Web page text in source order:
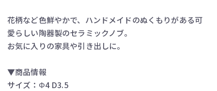
花柄など色鮮やかで、ハンドメイドのぬくもりがある可
愛らしい陶器製のセラミックノブ。
お気に入りの家具や引き出しに。
▼商品情報
サイズ：Φ4 D3.5